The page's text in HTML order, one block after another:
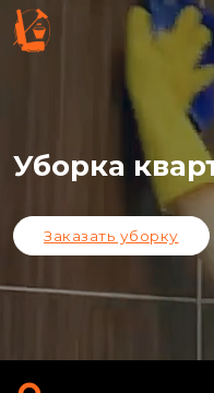
Уборка
Заказать уборку